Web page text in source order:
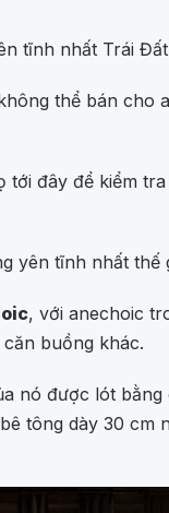
tĩnh nhất Trái
thể bán cho
tới đây để kiểm
yên tĩnh nhất thế
, với anechoic
buồng khác.
nó được lót
tông dày 30 cm